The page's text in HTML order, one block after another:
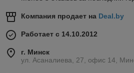
Компания продает на Deal.by
Работает с 14.10.2012
г. Минск
ул. Асаналиева, 27, офис 14,